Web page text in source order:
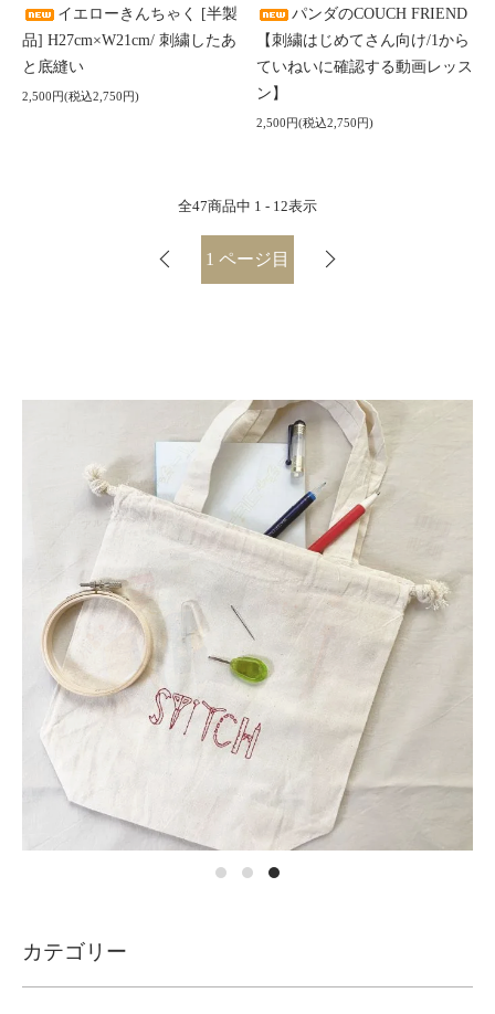
イエローきんちゃく [半製
品] H27cm×W21cm/ 刺繍したあ
と底縫い
2,500円(税込2,750円)
パンダのCOUCH FRIEND
【刺繍はじめてさん向け/1から
ていねいに確認する動画レッス
ン】
2,500円(税込2,750円)
全47商品中 1 - 12表示
1 ページ目
カテゴリー